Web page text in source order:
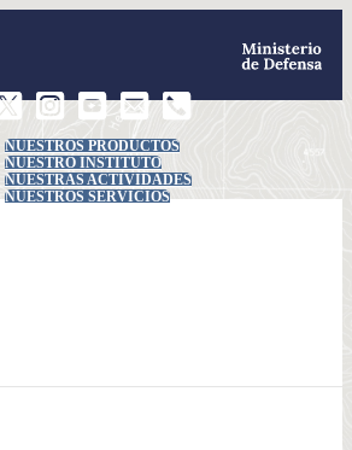
NUESTROS PRODUCTOS
NUESTRO INSTITUTO
NUESTRAS ACTIVIDADES
NUESTROS SERVICIOS